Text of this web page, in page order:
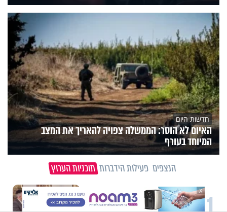
חדשות היום
האיום לא הוסר: הממשלה צפויה להאריך את המצב
המיוחד בעורף
הנצפים פעילות הידברות תוכניות הערוץ
וידיאו מגזין
"הגמגום לא מגדיר אותי": ישראל
X